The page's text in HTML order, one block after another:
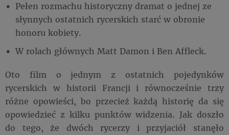
Pełen rozmachu historyczny dramat o jednej ze
słynnych ostatnich rycerskich starć w obronie
honoru kobiety.
W rolach głównych Matt Damon i Ben Affleck.
Oto film o jednym z ostatnich pojedynków
rycerskich w historii Francji i równocześnie trzy
różne opowieści, bo przecież każdą historię da się
opowiedzieć z kilku punktów widzenia. Jak doszło
do tego, że dwóch rycerzy i przyjaciół stanęło